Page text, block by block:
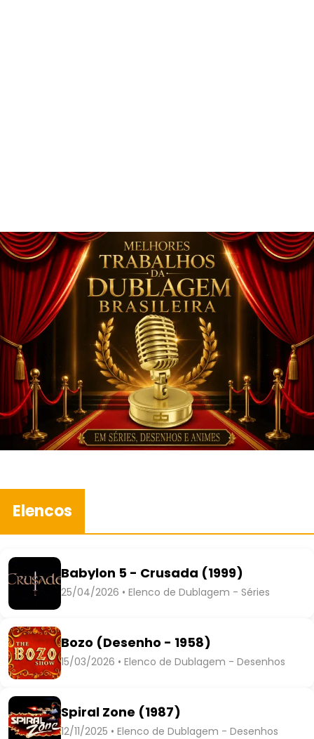
Elencos
Babylon 5 - Crusada (1999)
25/04/2026 • Elenco de Dublagem - Séries
Bozo (Desenho - 1958)
15/03/2026 • Elenco de Dublagem - Desenhos
Spiral Zone (1987)
12/11/2025 • Elenco de Dublagem - Desenhos